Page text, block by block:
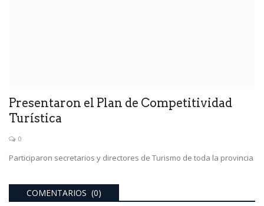
Presentaron el Plan de Competitividad
Turística
0
Participaron secretarios y directores de Turismo de toda la provincia
COMENTARIOS (0)